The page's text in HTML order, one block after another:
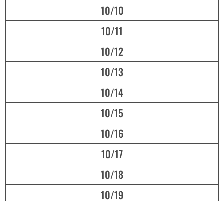
10/10
10/11
10/12
10/13
10/14
10/15
10/16
10/17
10/18
10/19